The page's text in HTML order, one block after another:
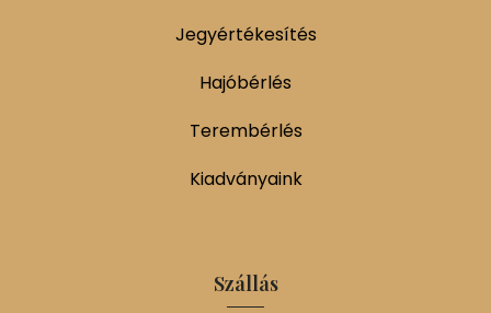
Jegyértékesítés
Hajóbérlés
Terembérlés
Kiadványaink
Szállás